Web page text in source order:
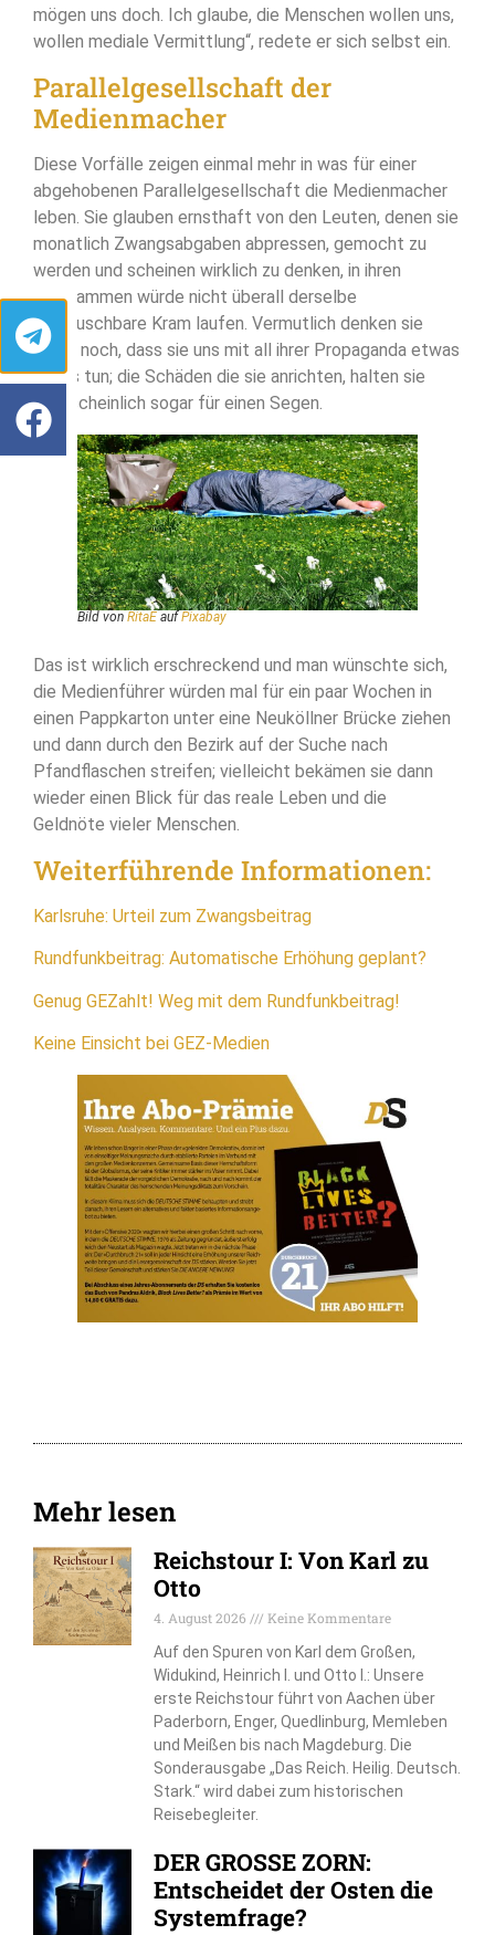
mögen uns doch. Ich glaube, die Menschen wollen uns,
wollen mediale Vermittlung“, redete er sich selbst ein.
Parallelgesellschaft der
Medienmacher
Diese Vorfälle zeigen einmal mehr in was für einer
abgehobenen Parallelgesellschaft die Medienmacher
leben. Sie glauben ernsthaft von den Leuten, denen sie
monatlich Zwangsabgaben abpressen, gemocht zu
werden und scheinen wirklich zu denken, in ihren
Programmen würde nicht überall derselbe
austauschbare Kram laufen. Vermutlich denken sie
sogar noch, dass sie uns mit all ihrer Propaganda etwas
Gutes tun; die Schäden die sie anrichten, halten sie
wahrscheinlich sogar für einen Segen.
Bild von RitaE auf Pixabay
Das ist wirklich erschreckend und man wünschte sich,
die Medienführer würden mal für ein paar Wochen in
einen Pappkarton unter eine Neuköllner Brücke ziehen
und dann durch den Bezirk auf der Suche nach
Pfandflaschen streifen; vielleicht bekämen sie dann
wieder einen Blick für das reale Leben und die
Geldnöte vieler Menschen.
Weiterführende Informationen:
Karlsruhe: Urteil zum Zwangsbeitrag
Rundfunkbeitrag: Automatische Erhöhung geplant?
Genug GEZahlt! Weg mit dem Rundfunkbeitrag!
Keine Einsicht bei GEZ-Medien
Mehr lesen
Reichstour I: Von Karl zu
Otto
4. August 2026
Keine Kommentare
Auf den Spuren von Karl dem Großen,
Widukind, Heinrich I. und Otto I.: Unsere
erste Reichstour führt von Aachen über
Paderborn, Enger, Quedlinburg, Memleben
und Meißen bis nach Magdeburg. Die
Sonderausgabe „Das Reich. Heilig. Deutsch.
Stark.“ wird dabei zum historischen
Reisebegleiter.
DER GROSSE ZORN:
Entscheidet der Osten die
Systemfrage?